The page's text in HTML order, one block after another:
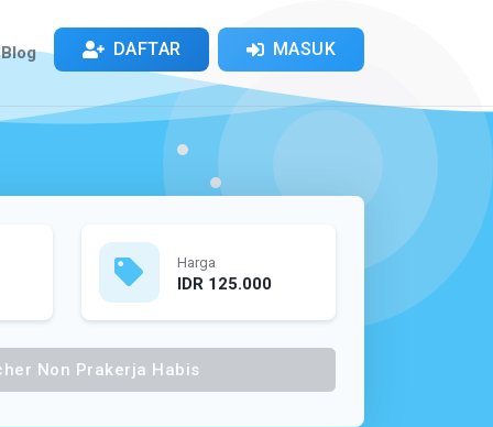
Blog DAFTAR MASUK
Harga
IDR 125.000
Non Prakerja Habis